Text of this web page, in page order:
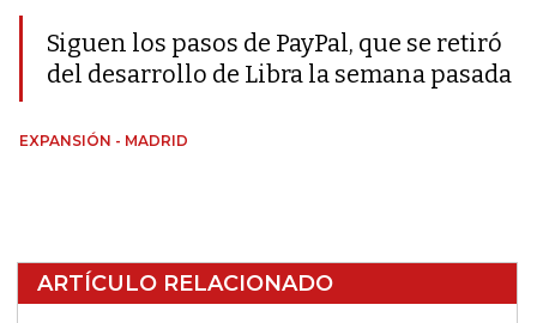
Siguen los pasos de PayPal, que se retiró
del desarrollo de Libra la semana pasada
EXPANSIÓN - MADRID
ARTÍCULO RELACIONADO